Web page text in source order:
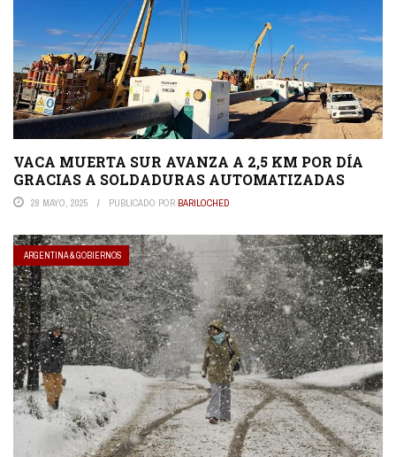
VACA MUERTA SUR AVANZA A 2,5 KM POR DÍA
GRACIAS A SOLDADURAS AUTOMATIZADAS
28 MAYO, 2025 PUBLICADO POR BARILOCHED
ARGENTINA & GOBIERNOS